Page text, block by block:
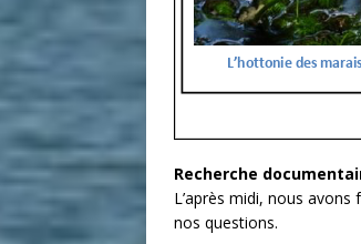
Recherche
L’après midi, nous
nos questions.